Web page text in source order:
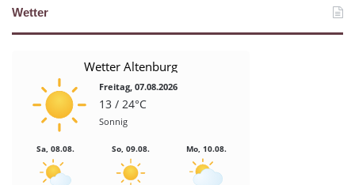
Wetter
Wetter Altenburg
Freitag, 07.08.2026
13 / 24°C
Sonnig
Sa, 08.08. So, 09.08. Mo, 10.08.